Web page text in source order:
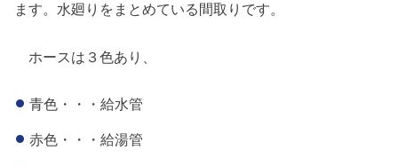
ます。水廻りをまとめている間取りです。
ホースは３色あり、
青色・・・給水管
赤色・・・給湯管